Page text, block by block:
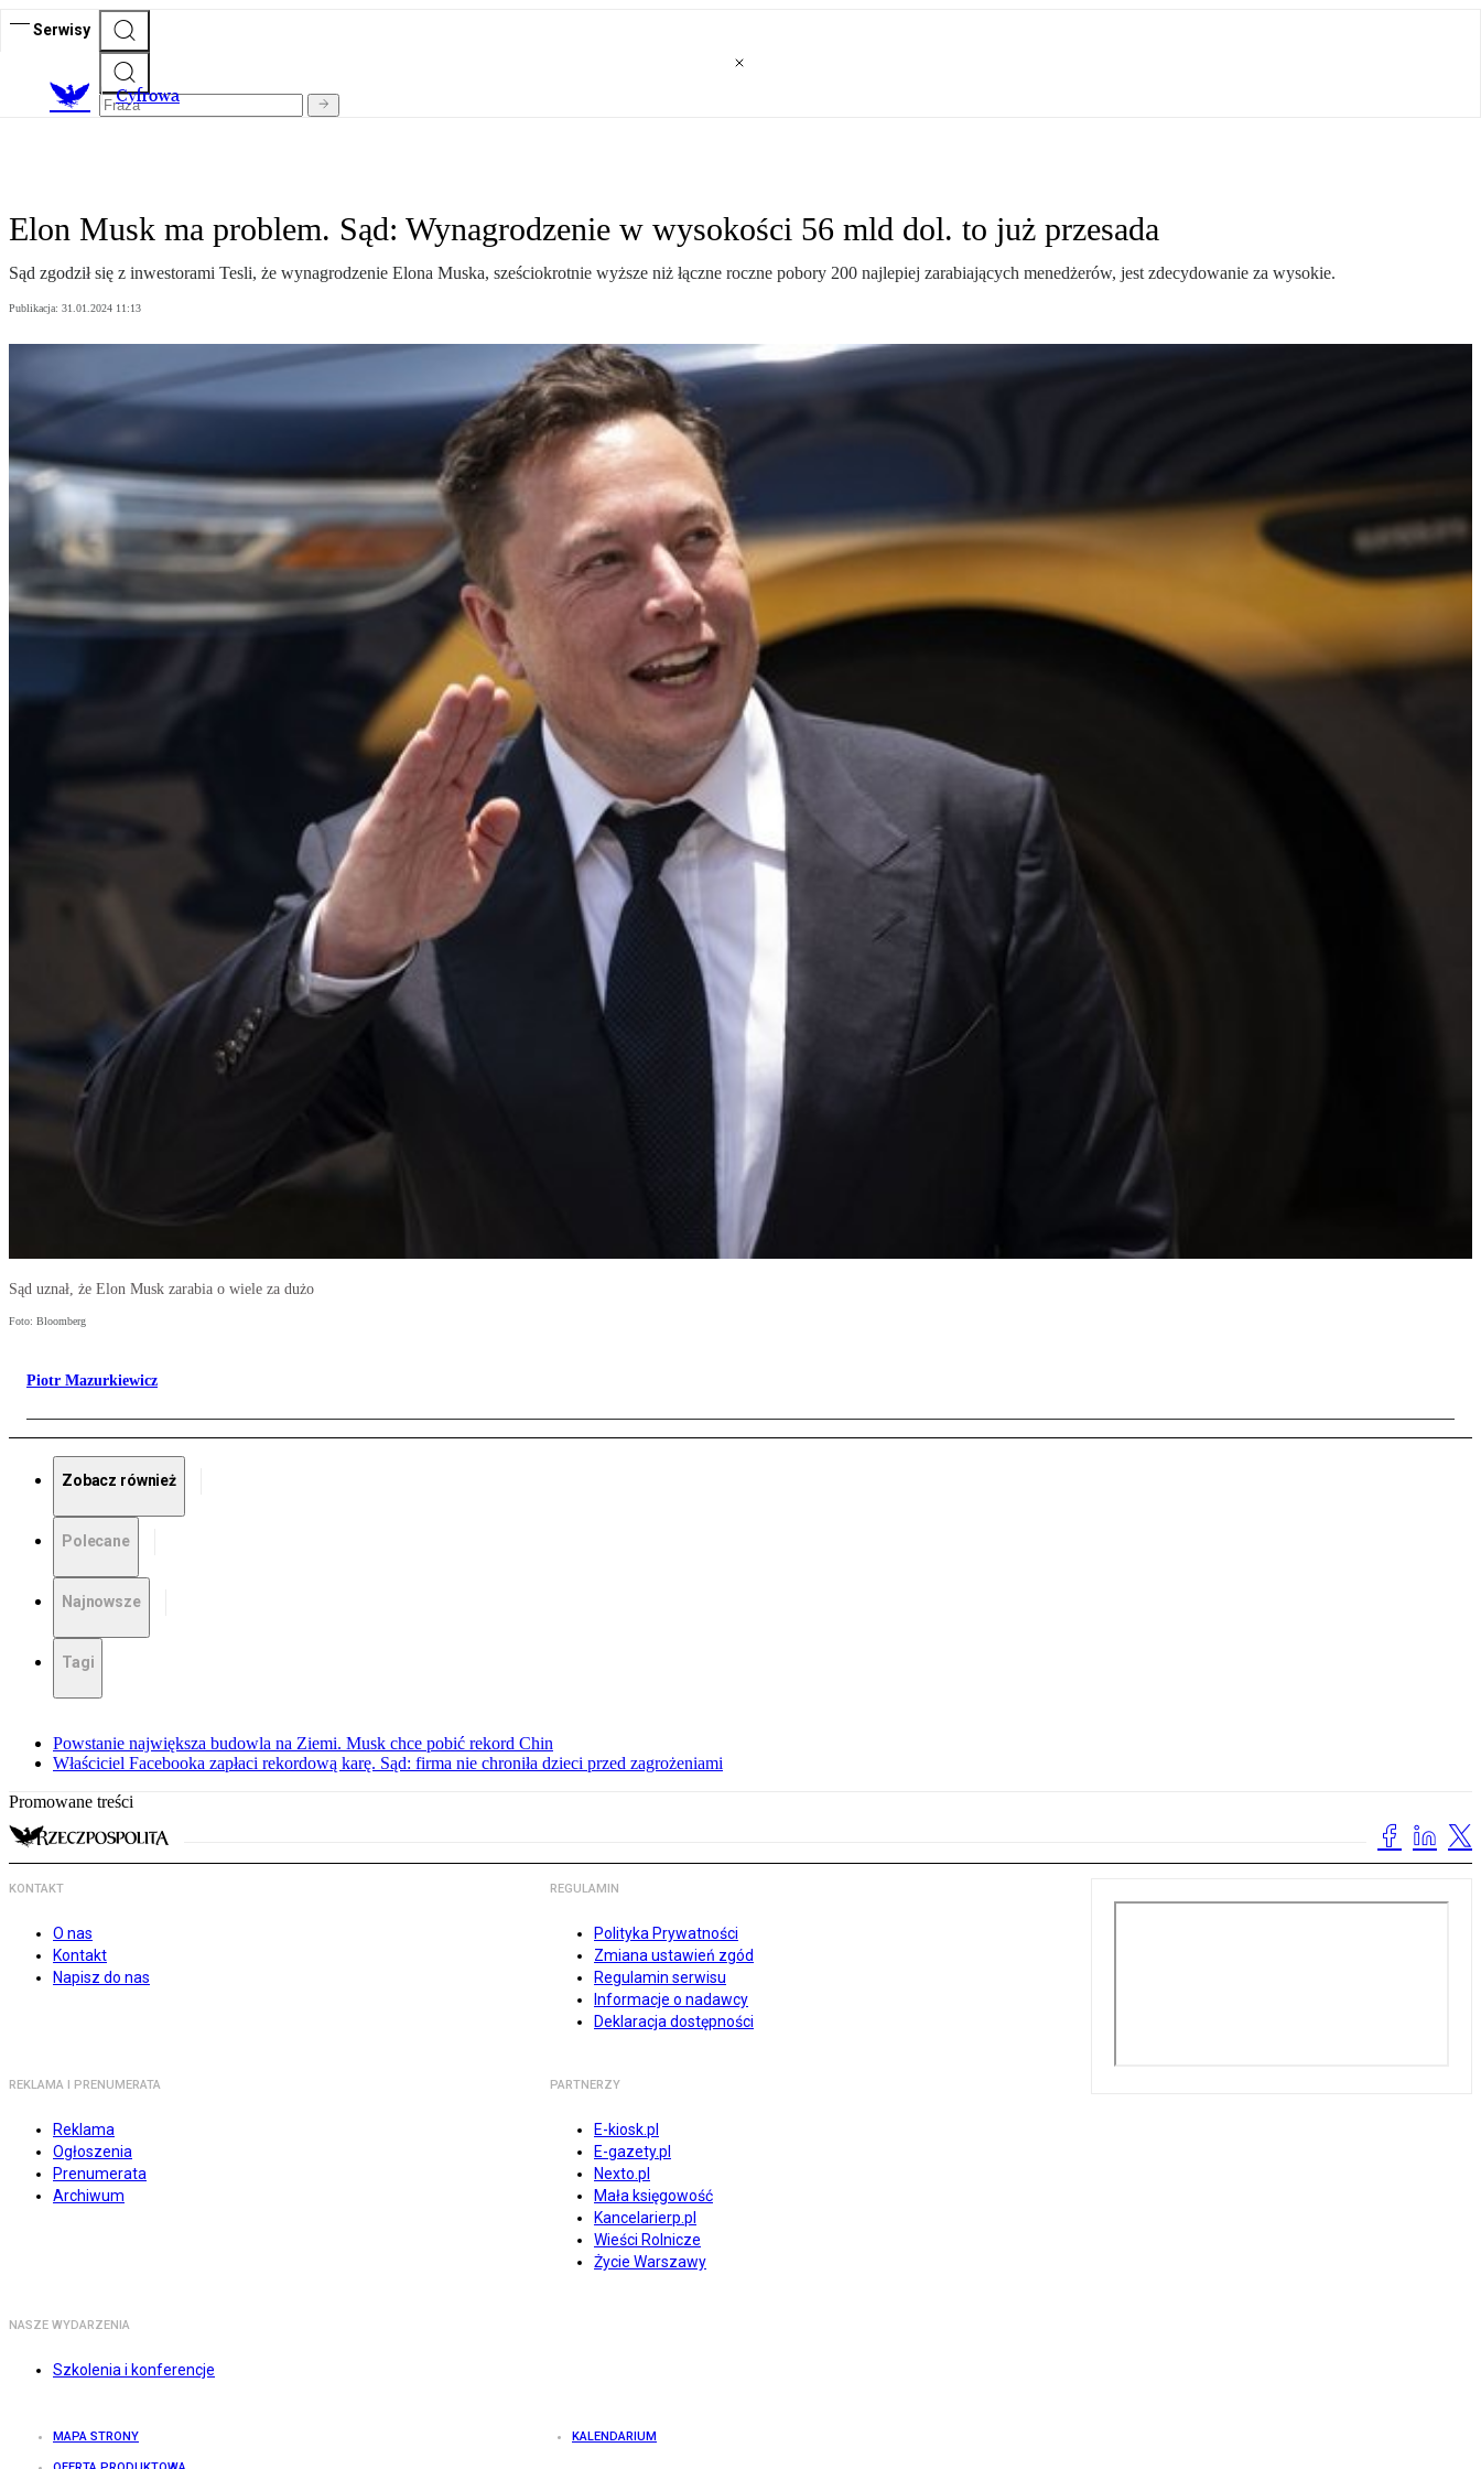
Serwisy
Cyfrowa
Elon Musk ma problem. Sąd: Wynagrodzenie w wysokości 56 mld dol. to już przesada
Sąd zgodził się z inwestorami Tesli, że wynagrodzenie Elona Muska, sześciokrotnie wyższe niż łączne roczne pobory 200 najlepiej zarabiających menedżerów, jest zdecydowanie za wysokie.
Publikacja: 31.01.2024 11:13
Sąd uznał, że Elon Musk zarabia o wiele za dużo
Foto: Bloomberg
Piotr Mazurkiewicz
Zobacz również
Polecane
Najnowsze
Tagi
Powstanie największa budowla na Ziemi. Musk chce pobić rekord Chin
Właściciel Facebooka zapłaci rekordową karę. Sąd: firma nie chroniła dzieci przed zagrożeniami
Promowane treści
KONTAKT
O nas
Kontakt
Napisz do nas
REGULAMIN
Polityka Prywatności
Zmiana ustawień zgód
Regulamin serwisu
Informacje o nadawcy
Deklaracja dostępności
REKLAMA I PRENUMERATA
Reklama
Ogłoszenia
Prenumerata
Archiwum
PARTNERZY
E-kiosk.pl
E-gazety.pl
Nexto.pl
Mała księgowość
Kancelarierp.pl
Wieści Rolnicze
Życie Warszawy
NASZE WYDARZENIA
Szkolenia i konferencje
MAPA STRONY KALENDARIUM